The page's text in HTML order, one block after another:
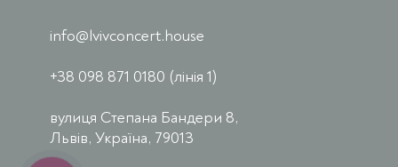
info@lvivconcert.house
+38 098 871 0180 (лінія 1)
вулиця Степана Бандери 8,
Львів, Україна, 79013